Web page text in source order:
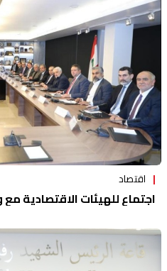
منوعات
اقتصاد
اجتماع للهيئات الاقتصادية